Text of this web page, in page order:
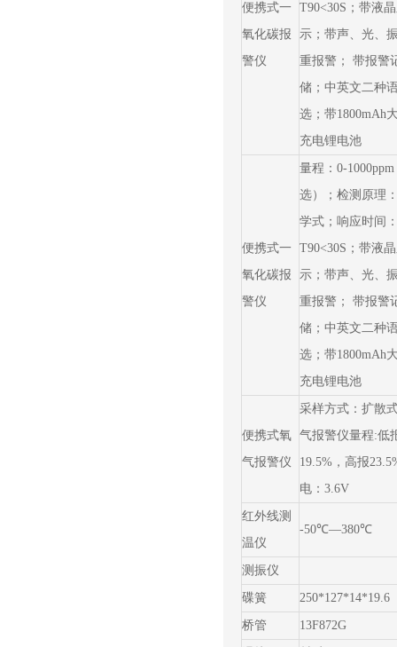
便携式一
氧化碳报
警仪
T90<30S；带液
示；带声、光、
重报警； 带报警
储；中英文二种
选；带1800mAh
充电锂电池
便携式一
氧化碳报
警仪
量程：0-
选）；检测原理
学式；响应时间
T90<30S；带液
示；带声、光、
重报警； 带报警
储；中英文二种
选；带1800mAh
充电锂电池
便携式氧
气报警仪
采样方式：扩散
气报警仪量程:低
19.5%，高报
电：3.6V
红外线测
温仪
-50℃—380℃
测振仪
碟簧 250*127*14*19.6
桥管 13F872G